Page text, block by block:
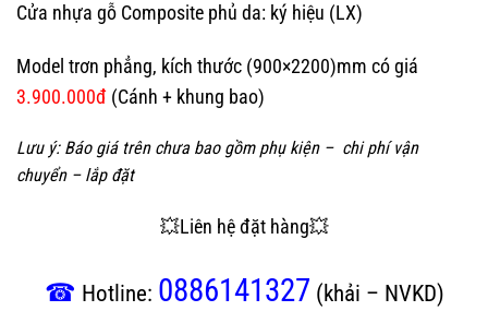
Cửa nhựa gỗ Composite phủ da: ký hiệu (LX)
Model trơn phẳng, kích thước (900×2200)mm có giá
3.900.000đ (Cánh + khung bao)
Lưu ý:Báo giá trên chưa bao gồm phụ kiện – chi phí vận
chuyển – lắp đặt
💥Liên hệ đặt hàng💥
☎ Hotline: 0886141327 (khải – NVKD)